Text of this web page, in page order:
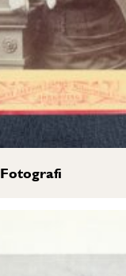
Fotografi